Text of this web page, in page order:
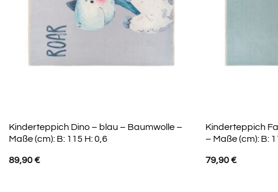
Kinderteppich Dino – blau – Baumwolle –
Maße (cm): B: 115 H: 0,6
89,90€
Kinderteppich
– Maße (cm): B:
79,90€